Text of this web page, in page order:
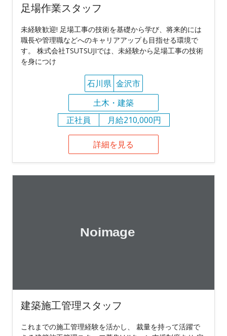
足場作業スタッフ
未経験歓迎! 足場工事の技術を基礎から学び、将来的には
職長や管理職などへのキャリアアップも目指せる環境で
す。 株式会社TSUTSUJIでは、未経験から足場工事の技術
を身につけ
石川県 金沢市
土木・建築
正社員
月給210,000円
詳細を見る
建築施工管理スタッフ
これまでの施工管理経験を活かし、 裁量を持って活躍で